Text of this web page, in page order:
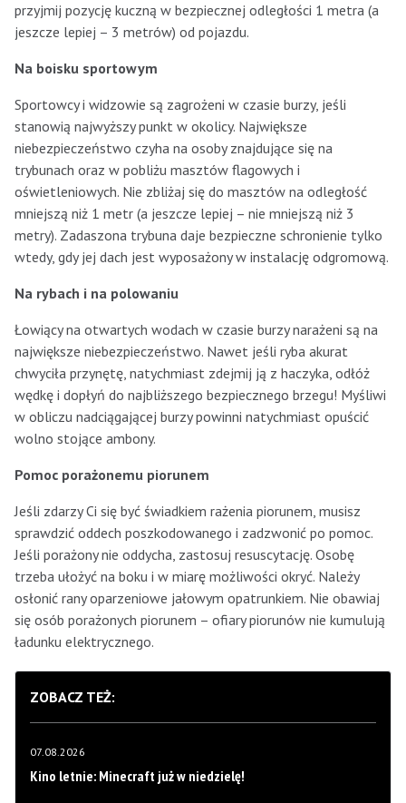
przyjmij pozycję kuczną w bezpiecznej odległości 1 metra (a
jeszcze lepiej – 3 metrów) od pojazdu.
Na boisku sportowym
Sportowcy i widzowie są zagrożeni w czasie burzy, jeśli
stanowią najwyższy punkt w okolicy. Największe
niebezpieczeństwo czyha na osoby znajdujące się na
trybunach oraz w pobliżu masztów flagowych i
oświetleniowych. Nie zbliżaj się do masztów na odległość
mniejszą niż 1 metr (a jeszcze lepiej – nie mniejszą niż 3
metry). Zadaszona trybuna daje bezpieczne schronienie tylko
wtedy, gdy jej dach jest wyposażony w instalację odgromową.
Na rybach i na polowaniu
Łowiący na otwartych wodach w czasie burzy narażeni są na
największe niebezpieczeństwo. Nawet jeśli ryba akurat
chwyciła przynętę, natychmiast zdejmij ją z haczyka, odłóż
wędkę i dopłyń do najbliższego bezpiecznego brzegu! Myśliwi
w obliczu nadciągającej burzy powinni natychmiast opuścić
wolno stojące ambony.
Pomoc porażonemu piorunem
Jeśli zdarzy Ci się być świadkiem rażenia piorunem, musisz
sprawdzić oddech poszkodowanego i zadzwonić po pomoc.
Jeśli porażony nie oddycha, zastosuj resuscytację. Osobę
trzeba ułożyć na boku i w miarę możliwości okryć. Należy
osłonić rany oparzeniowe jałowym opatrunkiem. Nie obawiaj
się osób porażonych piorunem – ofiary piorunów nie kumulują
ładunku elektrycznego.
ZOBACZ TEŻ:
07.08.2026
Kino letnie: Minecraft już w niedzielę!